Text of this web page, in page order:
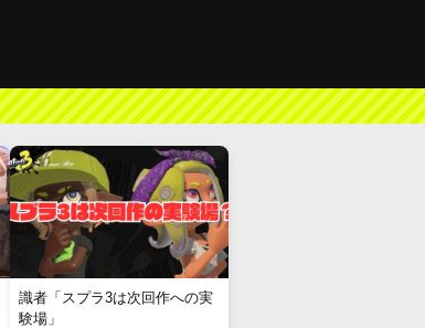
識者「スプラ3は次回作への実
験場」